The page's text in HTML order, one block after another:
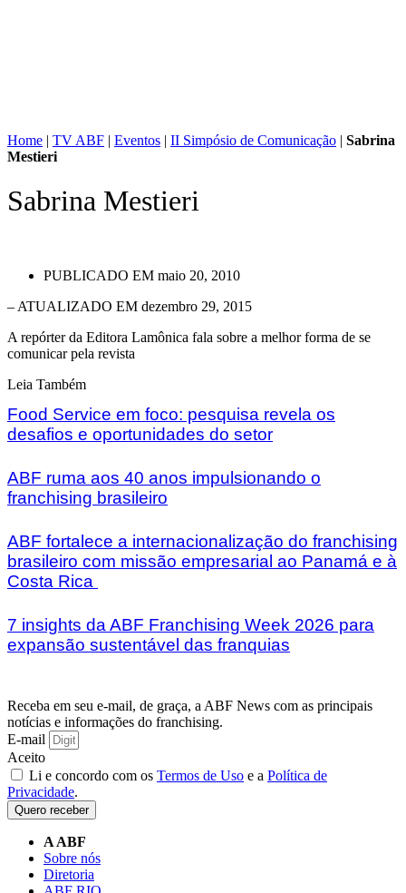
Home | TV ABF | Eventos | II Simpósio de Comunicação | Sabrina
Mestieri
Sabrina Mestieri
PUBLICADO EM maio 20, 2010
– ATUALIZADO EM dezembro 29, 2015
A repórter da Editora Lamônica fala sobre a melhor forma de se
comunicar pela revista
Leia Também
Food Service em foco: pesquisa revela os
desafios e oportunidades do setor
ABF ruma aos 40 anos impulsionando o
franchising brasileiro
ABF fortalece a internacionalização do franchising
brasileiro com missão empresarial ao Panamá e à
Costa Rica
7 insights da ABF Franchising Week 2026 para
expansão sustentável das franquias
Receba em seu e-mail, de graça, a ABF News com as principais
notícias e informações do franchising.
E-mail
Aceito
Li e concordo com os Termos de Uso e a Política de
Privacidade.
Quero receber
A ABF
Sobre nós
Diretoria